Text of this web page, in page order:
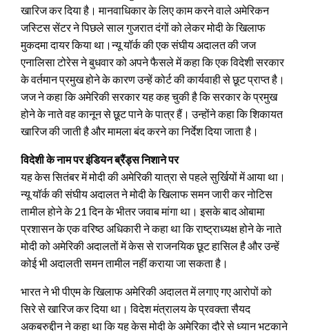
खारिज कर दिया है। मानवाधिकार के लिए काम करने वाले अमेरिकन
जस्टिस सेंटर ने पिछले साल गुजरात दंगों को लेकर मोदी के खिलाफ
मुकदमा दायर किया था।न्यू यॉर्क की एक संघीय अदालत की जज
एनालिसा टोरेस ने बुधवार को अपने फैसले में कहा कि एक विदेशी सरकार
के वर्तमान प्रमुख होने के कारण उन्हें कोर्ट की कार्यवाही से छूट प्राप्त है।
जज ने कहा कि अमेरिकी सरकार यह कह चुकी है कि सरकार के प्रमुख
होने के नाते वह कानून से छूट पाने के पात्र हैं। उन्होंने कहा कि शिकायत
खारिज की जाती है और मामला बंद करने का निर्देश दिया जाता है।
विदेशी के नाम पर इंडियन ब्रैंड्स निशाने पर
यह केस सितंबर में मोदी की अमेरिकी यात्रा से पहले सुर्खियों में आया था।
न्यू यॉर्क की संघीय अदालत ने मोदी के खिलाफ समन जारी कर नोटिस
तामील होने के 21 दिन के भीतर जवाब मांगा था। इसके बाद ओबामा
प्रशासन के एक वरिष्ठ अधिकारी ने कहा था कि राष्ट्राध्यक्ष होने के नाते
मोदी को अमेरिकी अदालतों में केस से राजनयिक छूट हासिल है और उन्हें
कोई भी अदालती समन तामील नहीं कराया जा सकता है।
भारत ने भी पीएम के खिलाफ अमेरिकी अदालत में लगाए गए आरोपों को
सिरे से खारिज कर दिया था। विदेश मंत्रालय के प्रवक्ता सैयद
अकबरुद्दीन ने कहा था कि यह केस मोदी के अमेरिका दौरे से ध्यान भटकाने